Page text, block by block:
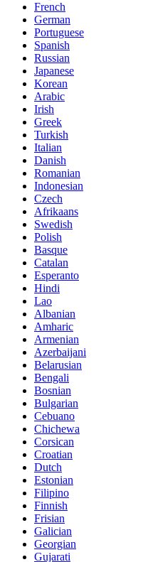
French
German
Portuguese
Spanish
Russian
Japanese
Korean
Arabic
Irish
Greek
Turkish
Italian
Danish
Romanian
Indonesian
Czech
Afrikaans
Swedish
Polish
Basque
Catalan
Esperanto
Hindi
Lao
Albanian
Amharic
Armenian
Azerbaijani
Belarusian
Bengali
Bosnian
Bulgarian
Cebuano
Chichewa
Corsican
Croatian
Dutch
Estonian
Filipino
Finnish
Frisian
Galician
Georgian
Gujarati